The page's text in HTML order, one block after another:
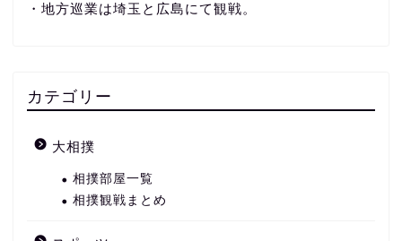
・地方巡業は埼玉と広島にて観戦。
カテゴリー
大相撲
相撲部屋一覧
相撲観戦まとめ